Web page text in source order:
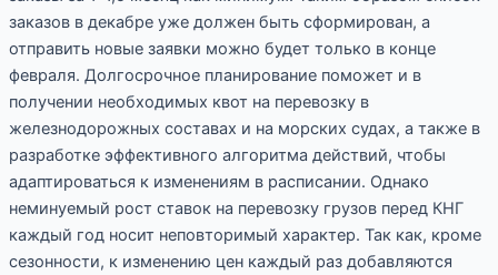
заказов в декабре уже должен быть сформирован, а
отправить новые заявки можно будет только в конце
февраля. Долгосрочное планирование поможет и в
получении необходимых квот на перевозку в
железнодорожных составах и на морских судах, а также в
разработке эффективного алгоритма действий, чтобы
адаптироваться к изменениям в расписании. Однако
неминуемый рост ставок на перевозку грузов перед КНГ
каждый год носит неповторимый характер. Так как, кроме
сезонности, к изменению цен каждый раз добавляются